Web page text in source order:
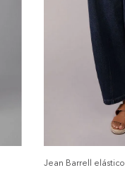
Jean Barrell elástico